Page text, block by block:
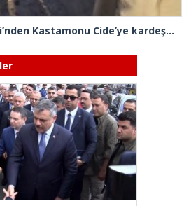
Arnavutköy Belediyesi’nden Kastamonu Cide’ye kardeşlik eli